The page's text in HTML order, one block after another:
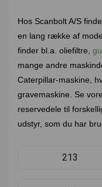
Hos Scanbolt A/S
en lang række af
finder bl.a. oliefiltre,
mange andre
Caterpillar-maskine,
gravemaskine. Se
reservedele til
udstyr, som du har
213